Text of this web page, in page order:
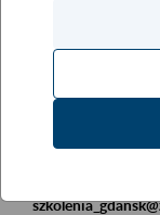
Obszar
Płatnicy,
Opis wydarzenia
Szkolenie